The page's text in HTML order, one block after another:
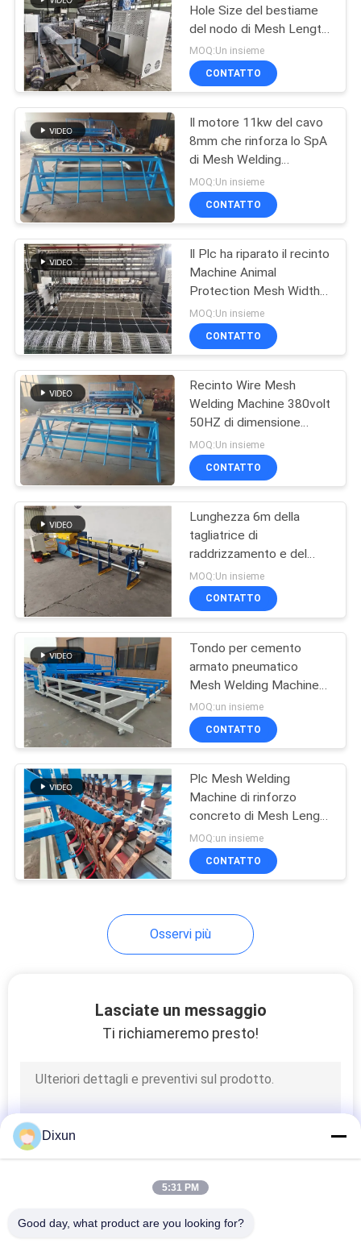
CONTATTICI
RICHIEDA
UNA
CITAZIONE
MAPPA
DEL
SITO
PRIVACY
POLICY
saldatrice del
pannello reticolare
macchina fissa del
recinto del nodo
33
Costruzione Mesh
Welding Machine
22
Saldatrice della
maglia del rotolo
macchina saldata
della rete metallica
saldatrice stridente
macchina del filo
spinato del rasoio
Hole Size del bestiame
del nodo di Mesh Length
200m 3 pollici
MOQ:Un insieme
CONTATTO
Il motore 11kw del cavo
8mm che rinforza lo SpA
di Mesh Welding
Machine ha controllato
MOQ:Un insieme
CONTATTO
Il Plc ha riparato il recinto
Machine Animal
Protection Mesh Width
del pascolo del nodo
2440mm
MOQ:Un insieme
CONTATTO
Recinto Wire Mesh
Welding Machine 380volt
50HZ di dimensione
200*50mm del foro
MOQ:Un insieme
CONTATTO
Lunghezza 6m della
tagliatrice di
raddrizzamento e del
cavo di dimensione 3-
8mm del tondo per
cemento armato
MOQ:Un insieme
CONTATTO
Tondo per cemento
armato pneumatico
Mesh Welding Machine
di tiraggio del gancio
della costruzione di ponti
MOQ:un insieme
CONTATTO
Plc Mesh Welding
Machine di rinforzo
concreto di Mesh Length
12m Panasonic
MOQ:un insieme
CONTATTO
Osservi più
Lasciate un messaggio
Ti richiameremo presto!
Dixun
5:31 PM
Good day, what product are you looking for?